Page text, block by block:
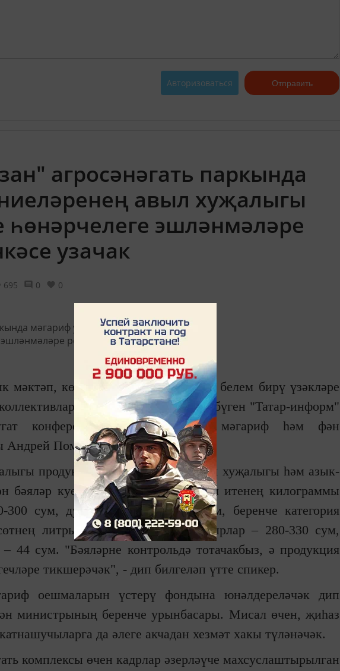
Авторизоваться Отправить
агросәнәгать паркында
авыл хуҗалыгы
һөнәрчелеге эшләнмәләре
узачак
695 0 0
мәктәп, көллият, техникум, өстәмә белем бирү үзәкләре
катнашачак. Бу хакта бүген "Татар-информ"
конференциясендә Татарстан мәгариф һәм фән
Андрей Поминов белдерде.
продукциясенә Татарстан Авыл хуҗалыгы һәм азык-
бәяләр куелачак. Шулай итеп, кош итенең килограммы
сум, дуңгыз ите - 230-270 сум, беренче категория
литры – 28-30 сум , каты сырлар – 280-330 сум,
сум. "Бәяләрне контрольдә тотачакбыз, ә продукция
тикшерәчәк", - дип билгеләп үтте спикер.
оешмаларын үстерү фондына юнәлдереләчәк дип
министрының беренче урынбасары. Мисал өчен, җиһаз
да әлеге акчадан хезмәт хакы түләнәчәк.
комплексы өчен кадрлар әзерләүче махсуслаштырылган